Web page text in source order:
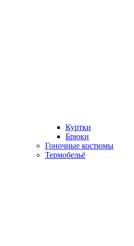
Куртки
Брюки
Гоночные костюмы
Термобельё